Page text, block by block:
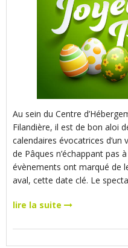
Au sein du Centre
Filandière, il est de bon aloi
calendaires évocatrices d’un
de Pâques n’échappant pas
évènements ont marqué de
aval, cette date clé. Le
lire la suite